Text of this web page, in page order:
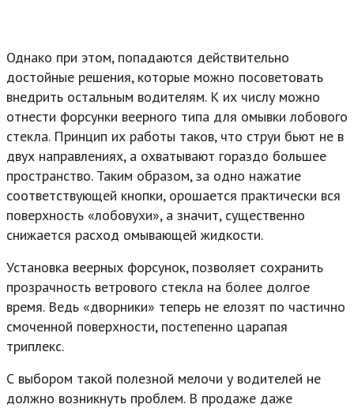
Однако при этом, попадаются действительно
достойные решения, которые можно посоветовать
внедрить остальным водителям. К их числу можно
отнести форсунки веерного типа для омывки лобового
стекла. Принцип их работы таков, что струи бьют не в
двух направлениях, а охватывают гораздо большее
пространство. Таким образом, за одно нажатие
соответствующей кнопки, орошается практически вся
поверхность «лобовухи», а значит, существенно
снижается расход омывающей жидкости.
Установка веерных форсунок, позволяет сохранить
прозрачность ветрового стекла на более долгое
время. Ведь «дворники» теперь не елозят по частично
смоченной поверхности, постепенно царапая
триплекс.
С выбором такой полезной мелочи у водителей не
должно возникнуть проблем. В продаже даже